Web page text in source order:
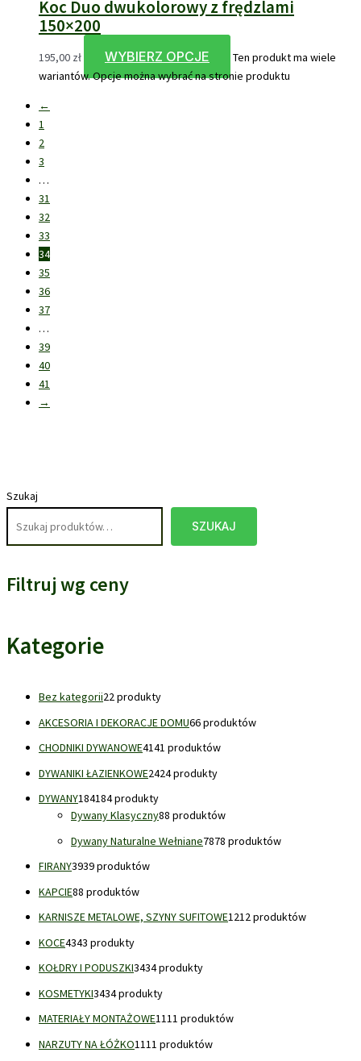
Szukaj
SZUKAJ
Filtruj wg ceny
Kategorie
Bez kategorii22 produkty
AKCESORIA I DEKORACJE DOMU66 produktów
CHODNIKI DYWANOWE4141 produktów
DYWANIKI ŁAZIENKOWE2424 produkty
DYWANY184184 produkty
Dywany Klasyczny88 produktów
Dywany Naturalne Wełniane7878 produktów
FIRANY3939 produktów
KAPCIE88 produktów
KARNISZE METALOWE, SZYNY SUFITOWE1212 produktów
KOCE4343 produkty
KOŁDRY I PODUSZKI3434 produkty
KOSMETYKI3434 produkty
MATERIAŁY MONTAŻOWE1111 produktów
NARZUTY NA ŁÓŻKO1111 produktów
Koc Duo dwukolorowy z frędzlami
150×200
195,00 zł WYBIERZ OPCJE
Ten produkt ma wiele
wariantów. Opcje można wybrać na stronie produktu
←
1
2
3
…
31
32
33
34
35
36
37
…
39
40
41
→